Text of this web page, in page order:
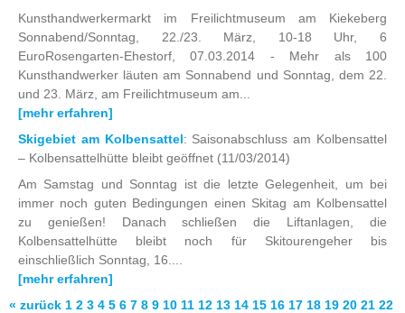
Kunsthandwerkermarkt im Freilichtmuseum am Kiekeberg
Sonnabend/Sonntag, 22./23. März, 10-18 Uhr, 6
EuroRosengarten-Ehestorf, 07.03.2014 - Mehr als 100
Kunsthandwerker läuten am Sonnabend und Sonntag, dem 22.
und 23. März, am Freilichtmuseum am...
[mehr erfahren]
Skigebiet am Kolbensattel: Saisonabschluss am Kolbensattel
– Kolbensattelhütte bleibt geöffnet (11/03/2014)
Am Samstag und Sonntag ist die letzte Gelegenheit, um bei
immer noch guten Bedingungen einen Skitag am Kolbensattel
zu genießen! Danach schließen die Liftanlagen, die
Kolbensattelhütte bleibt noch für Skitourengeher bis
einschließlich Sonntag, 16....
[mehr erfahren]
« zurück 1 2 3 4 5 6 7 8 9 10 11 12 13 14 15 16 17 18 19 20 21 22